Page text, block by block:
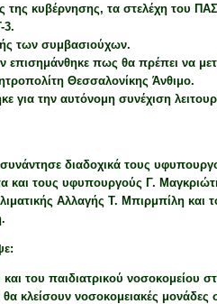
της κυβέρνησης, τα στελέχη του
3.
των συμβασιούχων.
πως θα πρέπει να
Θεσσαλονίκης Άνθιμο.
την αυτόνομη συνέχιση
διαδοχικά τους
τους υφυπουργούς Γ.
Αλλαγής Τ. Μπιρμπίλη
του παιδιατρικού νοσοκομείου
κλείσουν νοσοκομειακές μονάδες